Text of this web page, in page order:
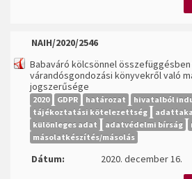
NAIH/2020/2546
Babaváró kölcsönnel
várandósgondozási könyvekről való
jogszerűsége
2020 GDPR határozat
hivatalból
tájékoztatási kötelezettség
különleges adat
adatvédelmi bírság
másolatkészítés/másolás
Dátum: 2020. december 16.